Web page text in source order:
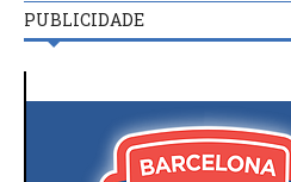
PUBLICIDADE